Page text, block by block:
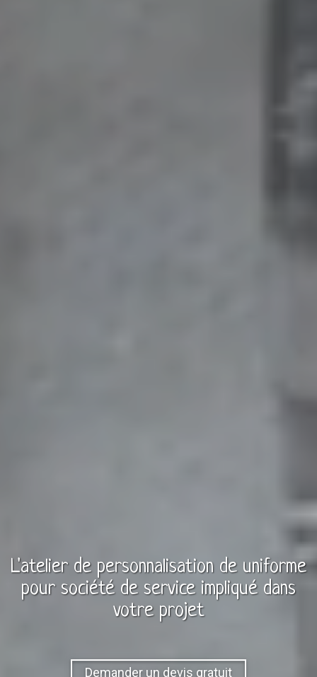
L'atelier de personnalisation de uniforme
pour société de serviceimpliqué dans
votre projet
Demander un devis gratuit